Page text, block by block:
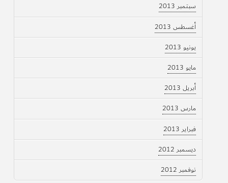
سبتمبر 2013
أغسطس 2013
يونيو 2013
مايو 2013
أبريل 2013
مارس 2013
فبراير 2013
ديسمبر 2012
نوفمبر 2012